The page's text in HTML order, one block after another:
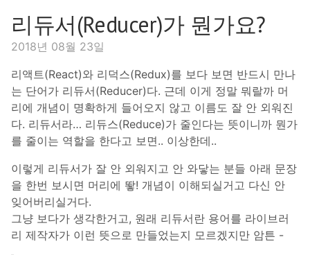
리듀서(Reducer)가 뭔가요?
2018년 08월 23일
리액트(React)와 리덕스(Redux)를 보다 보면 반드시 만나
는 단어가 리듀서(Reducer)다. 근데 이게 정말 뭐랄까 머
리에 개념이 명확하게 들어오지 않고 이름도 잘 안 외워진
다. 리듀서라… 리듀스(Reduce)가 줄인다는 뜻이니까 뭔가
를 줄이는 역할을 한다고 보면.. 이상한데..
이렇게 리듀서가 잘 안 외워지고 안 와닿는 분들 아래 문장
을 한번 보시면 머리에 뙇! 개념이 이해되실거고 다신 안
잊어버리실거다.
그냥 보다가 생각한거고, 원래 리듀서란 용어를 라이브러
리 제작자가 이런 뜻으로 만들었는지 모르겠지만 암튼 -